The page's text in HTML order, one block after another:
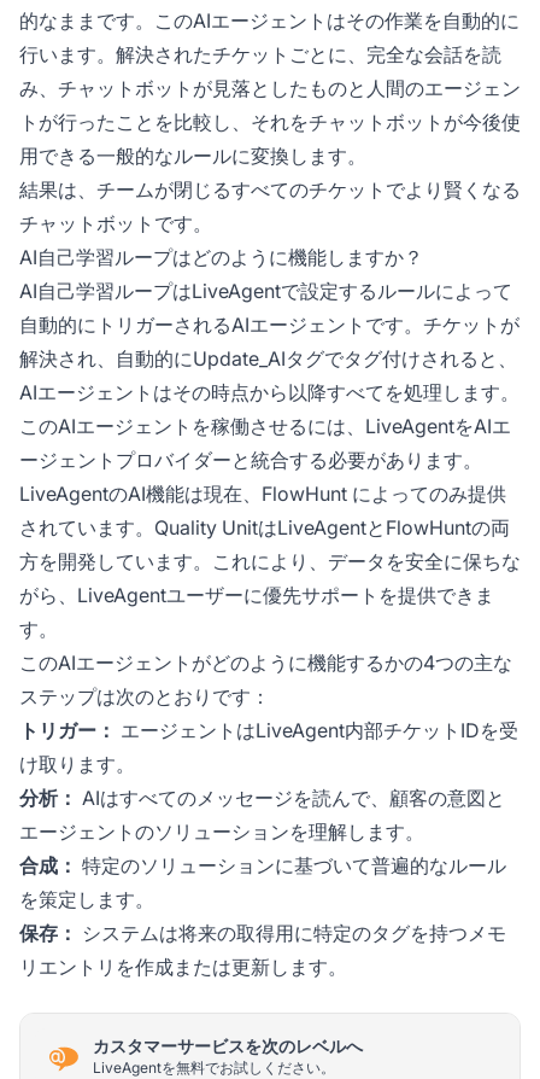
的なままです。このAIエージェントはその作業を自動的に
行います。解決されたチケットごとに、完全な会話を読
み、チャットボットが見落としたものと人間のエージェン
トが行ったことを比較し、それをチャットボットが今後使
用できる一般的なルールに変換します。
結果は、チームが閉じるすべてのチケットでより賢くなる
チャットボットです。
AI自己学習ループはどのように機能しますか？
AI自己学習ループはLiveAgentで設定するルールによって
自動的にトリガーされるAIエージェントです。チケットが
解決され、自動的にUpdate_AIタグでタグ付けされると、
AIエージェントはその時点から以降すべてを処理します。
このAIエージェントを稼働させるには、LiveAgentをAIエ
ージェントプロバイダーと統合する必要があります。
LiveAgentのAI機能は現在、 FlowHunt によってのみ提供
されています。Quality UnitはLiveAgentとFlowHuntの両
方を開発しています。これにより、データを安全に保ちな
がら、LiveAgentユーザーに優先サポートを提供できま
す。
このAIエージェントがどのように機能するかの4つの主な
ステップは次のとおりです：
トリガー： エージェントはLiveAgent内部チケットIDを受
け取ります。
分析： AIはすべてのメッセージを読んで、顧客の意図と
エージェントのソリューションを理解します。
合成： 特定のソリューションに基づいて普遍的なルール
を策定します。
保存： システムは将来の取得用に特定のタグを持つメモ
リエントリを作成または更新します。
カスタマーサービスを次のレベルへ
LiveAgentを無料でお試しください。